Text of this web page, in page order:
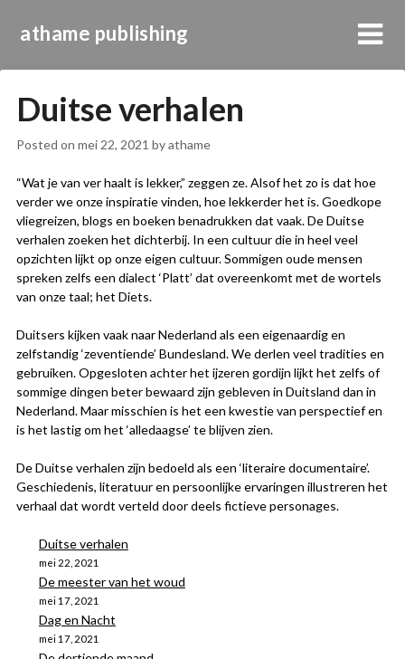
athame publishing
Duitse verhalen
Posted on mei 22, 2021 byathame
“Wat je van ver haalt is lekker,” zeggen ze. Alsof het zo is dat hoe
verder we onze inspiratie vinden, hoe lekkerder het is. Goedkope
vliegreizen, blogs en boeken benadrukken dat vaak. De Duitse
verhalen zoeken het dichterbij. In een cultuur die in heel veel
opzichten lijkt op onze eigen cultuur. Sommigen oude mensen
spreken zelfs een dialect ‘Platt’ dat overeenkomt met de wortels
van onze taal; het Diets.
Duitsers kijken vaak naar Nederland als een eigenaardig en
zelfstandig ‘zeventiende’ Bundesland. We derlen veel tradities en
gebruiken. Opgesloten achter het ijzeren gordijn lijkt het zelfs of
sommige dingen beter bewaard zijn gebleven in Duitsland dan in
Nederland. Maar misschien is het een kwestie van perspectief en
is het lastig om het ‘alledaagse’ te blijven zien.
De Duitse verhalen zijn bedoeld als een ‘literaire documentaire’.
Geschiedenis, literatuur en persoonlijke ervaringen illustreren het
verhaal dat wordt verteld door deels fictieve personages.
Duitse verhalen
mei 22, 2021
De meester van het woud
mei 17, 2021
Dag en Nacht
mei 17, 2021